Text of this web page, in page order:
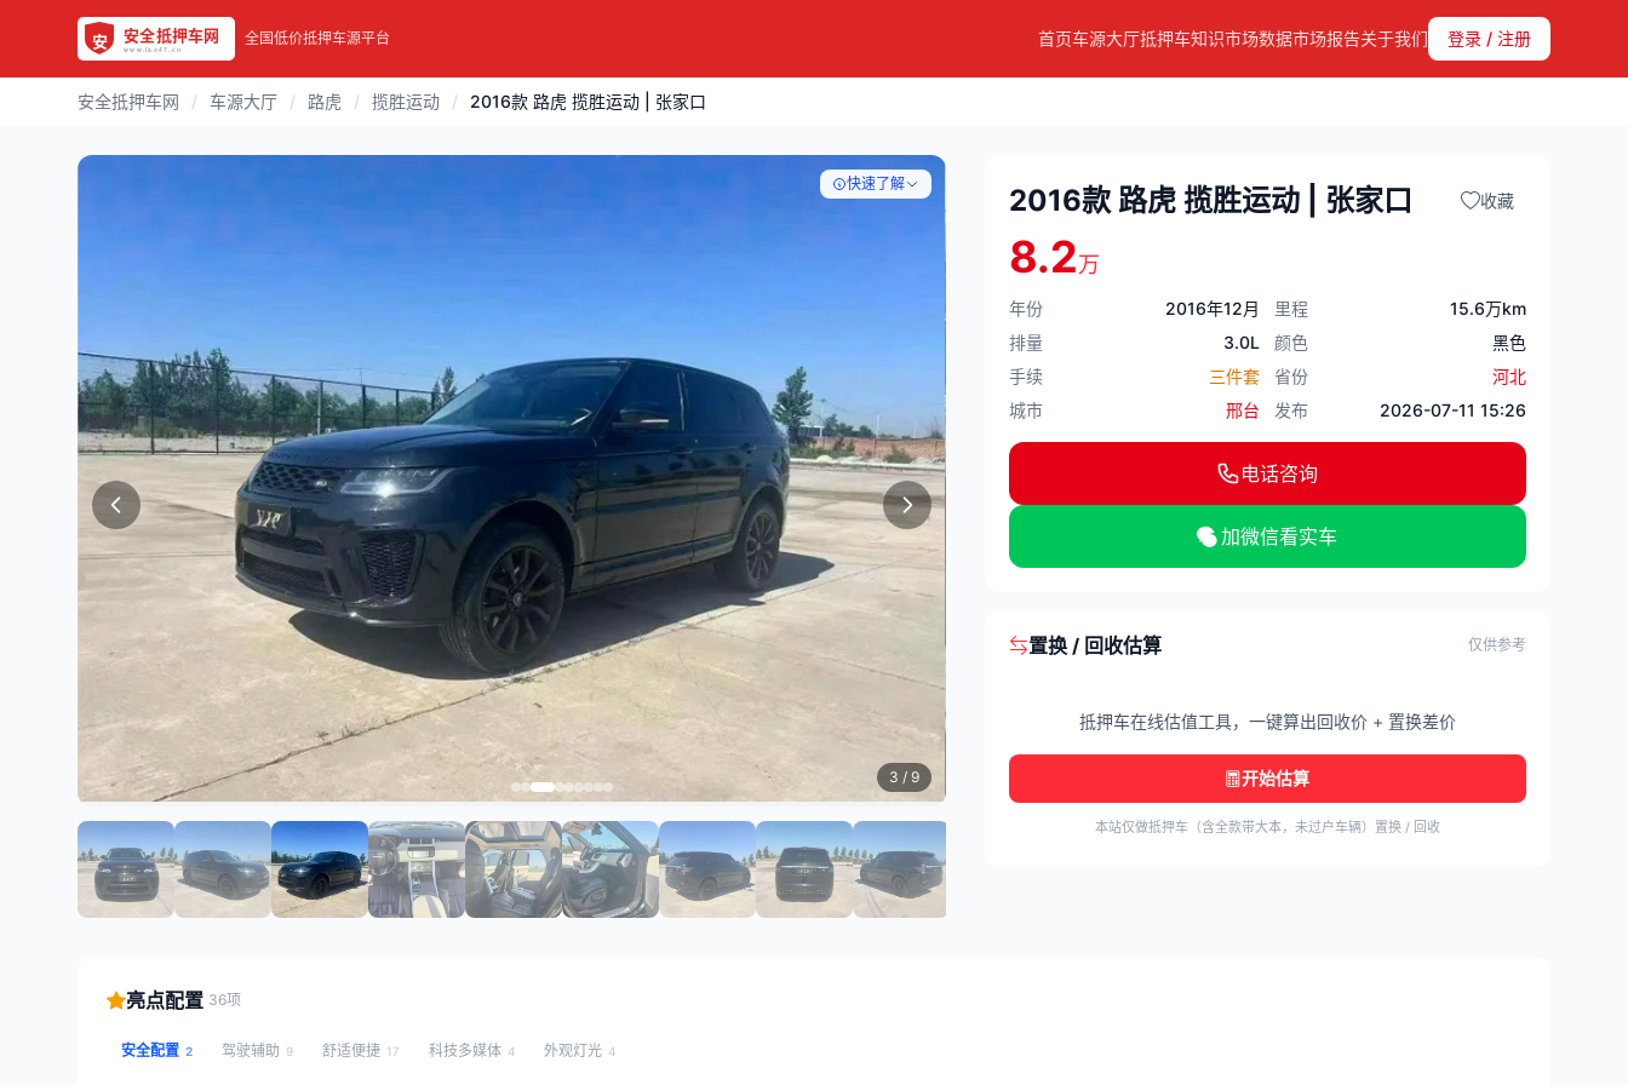
全国低价抵押车源平台 首页车源大厅抵押车知识市场数据市场报告关于我们 登录 / 注册
安全抵押车网 / 车源大厅 / 路虎 / 揽胜运动 / 2016款 路虎 揽胜运动 | 张家口
快速了解
3 / 9
2016款 路虎 揽胜运动 | 张家口 收藏
8.2万
年份 2016年12月 里程
15.6万km
排量
3.0L 颜色
黑色
手续
三件套 省份
河北
城市
邢台 发布 2026-07-11 15:26
电话咨询
加微信看实车
置换 / 回收估算 仅供参考
抵押车在线估值工具，一键算出回收价 + 置换差价
开始估算
本站仅做抵押车（含全款带大本，未过户车辆）置换 / 回收
亮点配置 36项
安全配置 2 驾驶辅助 9 舒适便捷 17 科技多媒体 4 外观灯光 4